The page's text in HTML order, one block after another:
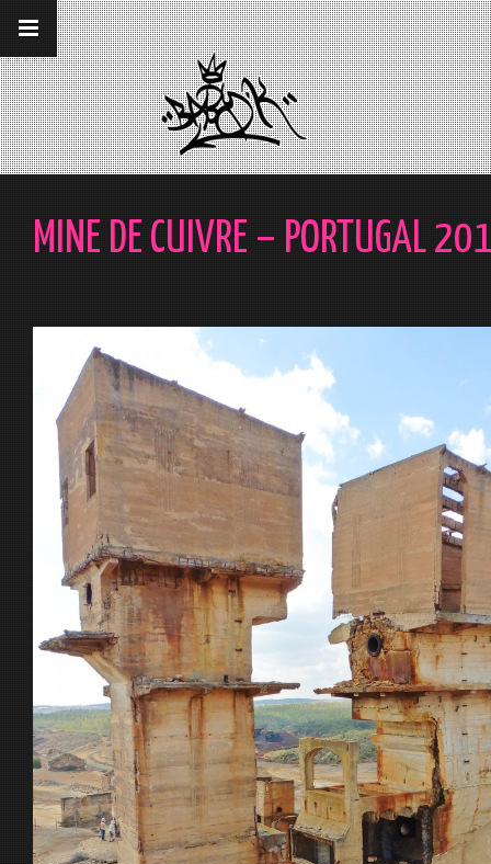
__gaTracker('require', 'displayfeatures');
__gaTracker('send','pageview');
MINE DE CUIVRE – PORTUGAL